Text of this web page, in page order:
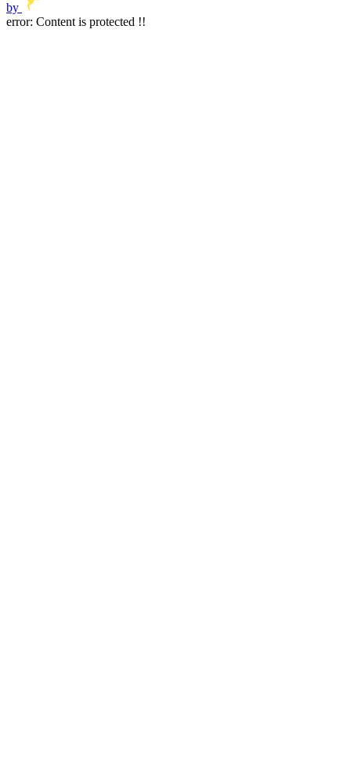
by
error: Content is protected !!